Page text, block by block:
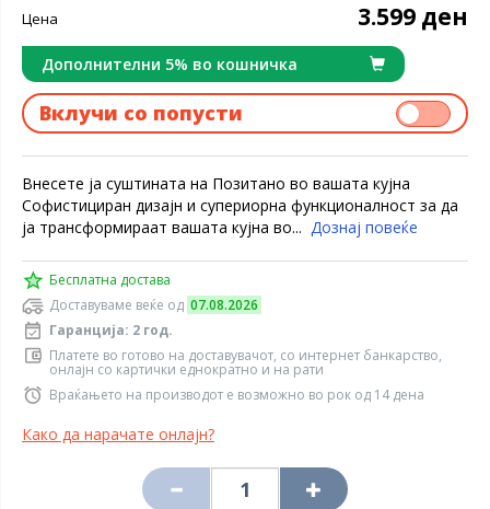
Цена 3.599 ден
Дополнителни 5% во кошничка
Вклучи со попусти
Внесете ја суштината на Позитано во вашата кујна
Софистициран дизајн и супериорна функционалност за да
ја трансформираат вашата кујна во... Дознај повеќе
Бесплатна достава
Доставуваме веќе од 07.08.2026
Гаранција: 2 год.
Платете во готово на доставувачот, со интернет банкарство,
онлајн со картички еднократно и на рати
Враќањето на производот е возможно во рок од 14 дена
Како да нарачате онлајн?